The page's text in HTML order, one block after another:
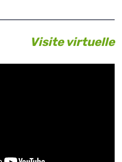
Visite virtuelle